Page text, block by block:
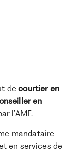
decourtier en
en
l’AMF.
mandataire
en services de